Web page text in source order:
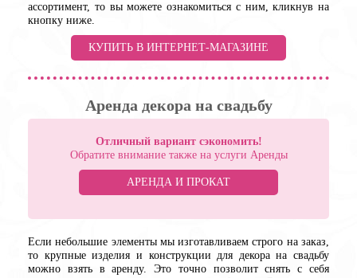
ассортимент, то вы можете ознакомиться с ним, кликнув на
кнопку ниже.
КУПИТЬ В ИНТЕРНЕТ-МАГАЗИНЕ
Аренда декора на свадьбу
Отличный вариант сэкономить!
Обратите внимание также на услуги Аренды
АРЕНДА И ПРОКАТ
Если небольшие элементы мы изготавливаем строго на заказ,
то крупные изделия и конструкции для декора на свадьбу
можно взять в аренду. Это точно позволит снять с себя